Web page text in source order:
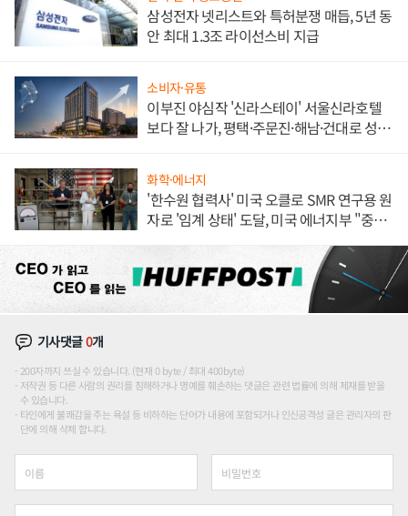
삼성전자 넷리스트와 특허분쟁 매듭, 5년 동
안 최대 1.3조 라이선스비 지급
소비자·유통
이부진 야심작 '신라스테이' 서울신라호텔
보다 잘 나가, 평택·주문진·해남·건대로 성
화학·에너지
'한수원 협력사' 미국 오클로 SMR 연구용 원
자로 '임계 상태' 도달, 미국 에너지부 "중요
기사댓글0개
200자까지 쓰실 수 있습니다. (현재 0 byte / 최대 400byte)
저작권 등 다른 사람의 권리를 침해하거나 명예를 훼손하는 댓글은 관련 법률에 의해 제재를 받을
수 있습니다.
타인에게 불쾌감을 주는 욕설 등 비하하는 단어가 내용에 포함되거나 인신공격성 글은 관리자의 판
단에 의해 삭제 합니다.